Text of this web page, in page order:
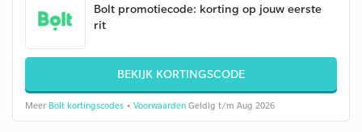
Bolt promotiecode: korting op jouw eerste
rit
BEKIJK KORTINGSCODE
Meer Bolt kortingscodes • Voorwaarden Geldig t/m Aug 2026